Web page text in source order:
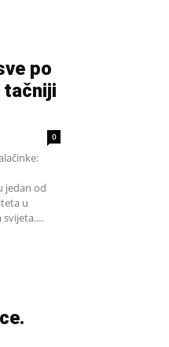
po
tačniji
0
jedan od
u